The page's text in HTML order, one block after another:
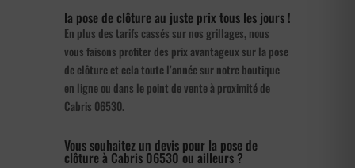
la pose de clôture au juste prix tous les jours !
En plus des tarifs cassés sur nos grillages, nous
vous faisons profiter des prix avantageux sur la pose
de clôture et cela toute l’année sur notre boutique
en ligne ou dans le point de vente à proximité de
Cabris 06530.
Vous souhaitez un devis pour la pose de
clôture à Cabris 06530 ou ailleurs ?